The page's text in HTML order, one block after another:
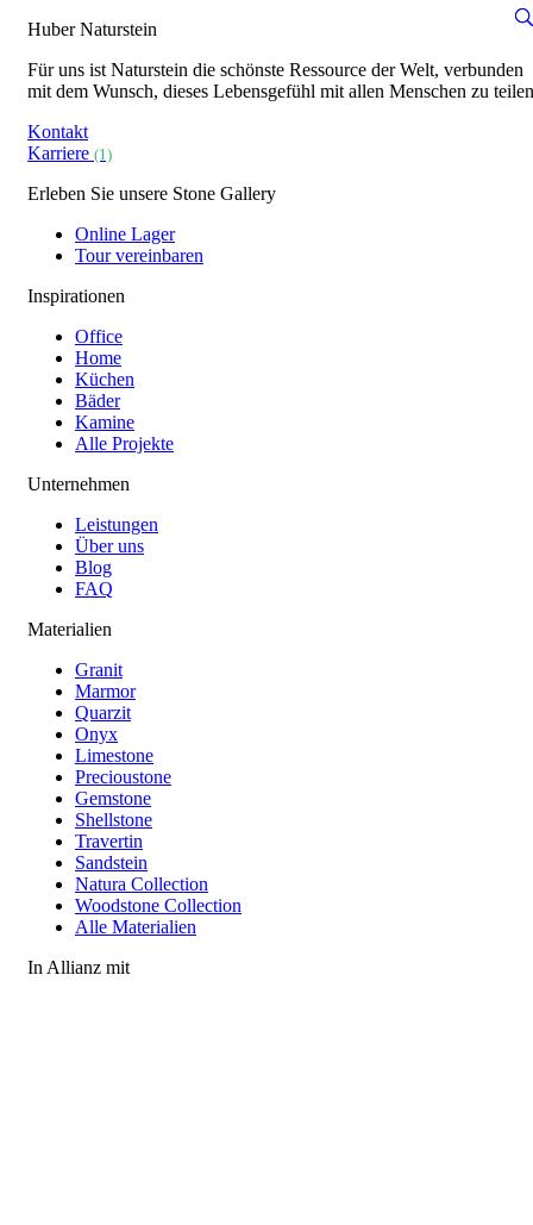
Huber Naturstein
Für uns ist Naturstein die schönste Ressource der Welt, verbunden
mit dem Wunsch, dieses Lebensgefühl mit allen Menschen zu
Kontakt
Karriere (1)
Erleben Sie unsere Stone Gallery
Online Lager
Tour vereinbaren
Inspirationen
Office
Home
Küchen
Bäder
Kamine
Alle Projekte
Unternehmen
Leistungen
Über uns
Blog
FAQ
Materialien
Granit
Marmor
Quarzit
Onyx
Limestone
Precioustone
Gemstone
Shellstone
Travertin
Sandstein
Natura Collection
Woodstone Collection
Alle Materialien
In Allianz mit